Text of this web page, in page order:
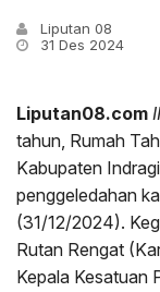
Liputan 08
31 Des 2024
Liputan08.com
tahun, Rumah
Kabupaten
penggeledahan
(31/12/2024).
Rutan Rengat
Kepala Kesatuan